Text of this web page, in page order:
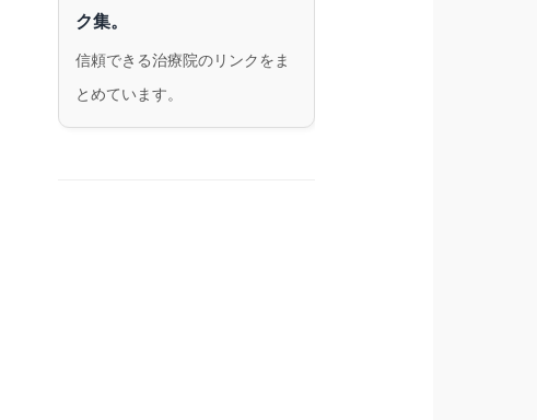
ク集。
信頼できる治療院のリンクをま
とめています。